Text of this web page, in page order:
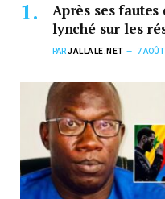
Après ses
lynché sur les
PARJALLALE.NET 7